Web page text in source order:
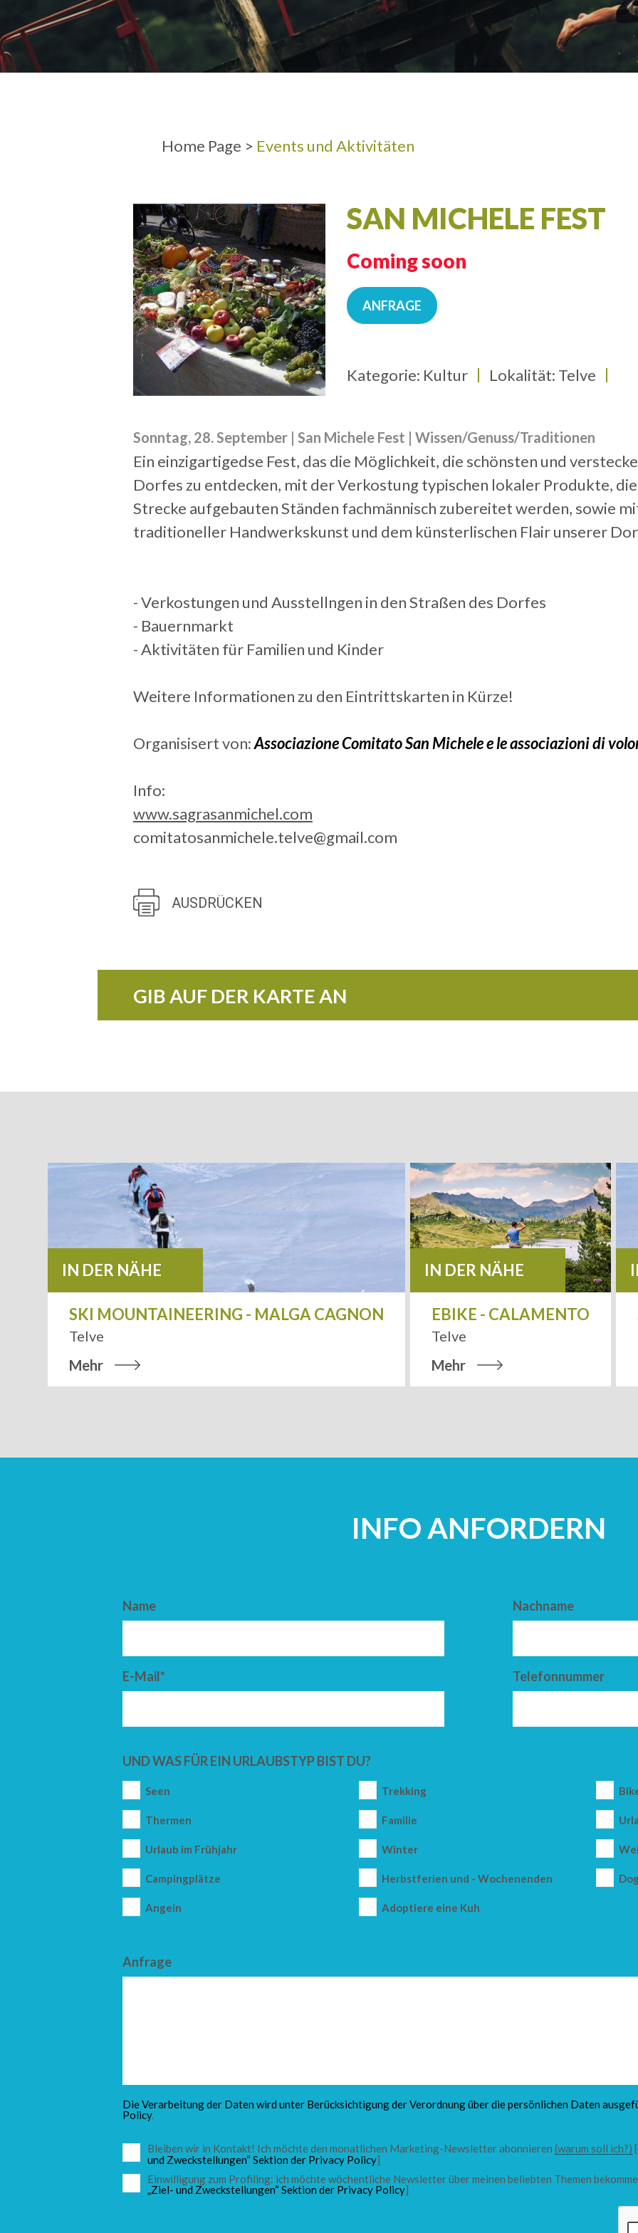
ABFAHRT ERWACHSENE
Home Page > Events und Aktivitäten
SAN MICHELE FEST
Coming soon
ANFRAGE
Kategorie: Kultur Lokalität: Telve
Sonntag, 28. September | San Michele Fest | Wissen/Genuss/Traditionen
Ein einzigartigedse Fest, das die Möglichkeit, die schönsten und
Dorfes zu entdecken, mit der Verkostung typischen lokaler Produkte,
Strecke aufgebauten Ständen fachmännisch zubereitet werden, sowie
traditioneller Handwerkskunst und dem künsterlischen Flair unserer
- Verkostungen und Ausstellngen in den Straßen des Dorfes
- Bauernmarkt
- Aktivitäten für Familien und Kinder
Weitere Informationen zu den Eintrittskarten in Kürze!
Organisisert von:Associazione Comitato San Michele e le associazioni di
Info:
www.sagrasanmichel.com
comitatosanmichele.telve@gmail.com
AUSDRÜCKEN
GIB AUF DER KARTE AN
IN DER NÄHE
SKI MOUNTAINEERING - MALGA CAGNON
Telve
Mehr
IN DER NÄHE
EBIKE - CALAMENTO
Telve
Mehr
INFO ANFORDERN
Name Nachname
E-Mail* Telefonnummer
UND WAS FÜR EIN URLAUBSTYP BIST DU?
Seen Trekking
Thermen Familie
Urlaub im Frühjahr Winter
Campingplätze Herbstferien und - Wochenenden
Angeln Adoptiere eine Kuh
Anfrage
Die Verarbeitung der Daten wird unter Berücksichtigung der Verordnung über die persönlichen Daten
Policy.
Bleiben wir in Kontakt! Ich möchte den monatlichen Marketing-Newsletter abonnieren (warum soll ich?) [
und Zweckstellungen“ Sektion der Privacy Policy]
Einwilligung zum Profiling: ich möchte wöchentliche Newsletter über meinen beliebten Themen
„Ziel- und Zweckstellungen“ Sektion der Privacy Policy]